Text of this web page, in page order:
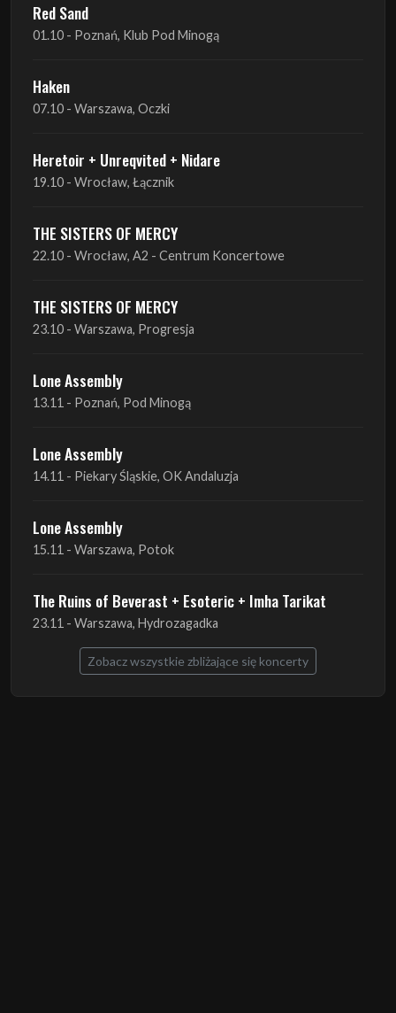
Red Sand
01.10 - Poznań, Klub Pod Minogą
Haken
07.10 - Warszawa, Oczki
Heretoir + Unreqvited + Nidare
19.10 - Wrocław, Łącznik
THE SISTERS OF MERCY
22.10 - Wrocław, A2 - Centrum Koncertowe
THE SISTERS OF MERCY
23.10 - Warszawa, Progresja
Lone Assembly
13.11 - Poznań, Pod Minogą
Lone Assembly
14.11 - Piekary Śląskie, OK Andaluzja
Lone Assembly
15.11 - Warszawa, Potok
The Ruins of Beverast + Esoteric + Imha Tarikat
23.11 - Warszawa, Hydrozagadka
Zobacz wszystkie zbliżające się koncerty